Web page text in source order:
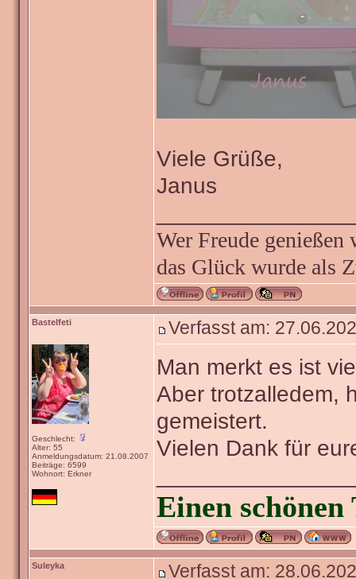
Viele Grüße,
Janus
Wer Freude
das Glück wurde als
Bastelfeti
Geschlecht:
Alter: 55
Anmeldungsdatum: 21.08.2007
Beiträge: 6599
Wohnort: Erkner
Verfasst am:
Man merkt es ist
Aber trotzalledem,
gemeistert.
Vielen Dank für
Einen
Suleyka Verfasst am: